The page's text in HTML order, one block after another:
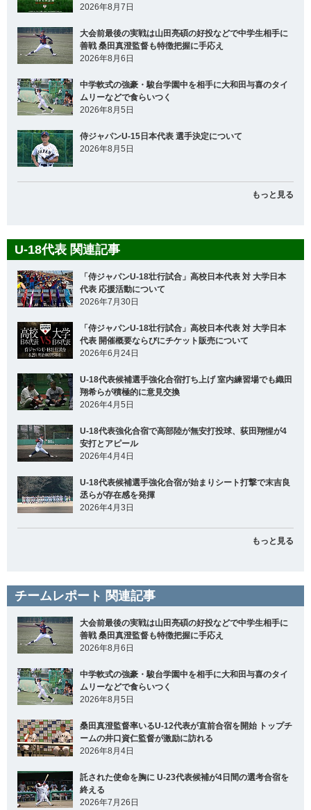
2026年8月7日
大会前最後の実戦は山田亮碩の好投などで中学生相手に
善戦 桑田真澄監督も特徴把握に手応え
2026年8月6日
中学軟式の強豪・駿台学園中を相手に大和田与喜のタイ
ムリーなどで食らいつく
2026年8月5日
侍ジャパンU-15日本代表 選手決定について
2026年8月5日
もっと見る
U-18代表 関連記事
「侍ジャパンU-18壮行試合」高校日本代表 対 大学日本
代表 応援活動について
2026年7月30日
「侍ジャパンU-18壮行試合」高校日本代表 対 大学日本
代表 開催概要ならびにチケット販売について
2026年6月24日
U-18代表候補選手強化合宿打ち上げ 室内練習場でも織田
翔希らが積極的に意見交換
2026年4月5日
U-18代表強化合宿で高部陸が無安打投球、荻田翔惺が4
安打とアピール
2026年4月4日
U-18代表候補選手強化合宿が始まりシート打撃で末吉良
丞らが存在感を発揮
2026年4月3日
もっと見る
チームレポート 関連記事
大会前最後の実戦は山田亮碩の好投などで中学生相手に
善戦 桑田真澄監督も特徴把握に手応え
2026年8月6日
中学軟式の強豪・駿台学園中を相手に大和田与喜のタイ
ムリーなどで食らいつく
2026年8月5日
桑田真澄監督率いるU-12代表が直前合宿を開始 トップチ
ームの井口資仁監督が激励に訪れる
2026年8月4日
託された使命を胸に U-23代表候補が4日間の選考合宿を
終える
2026年7月26日